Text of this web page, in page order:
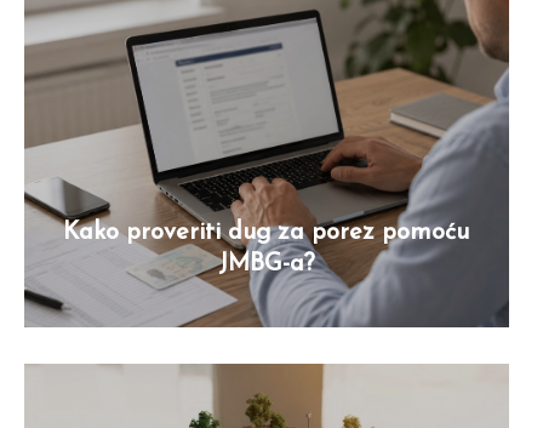
Kako proveriti dug za porez pomoću
JMBG-a?